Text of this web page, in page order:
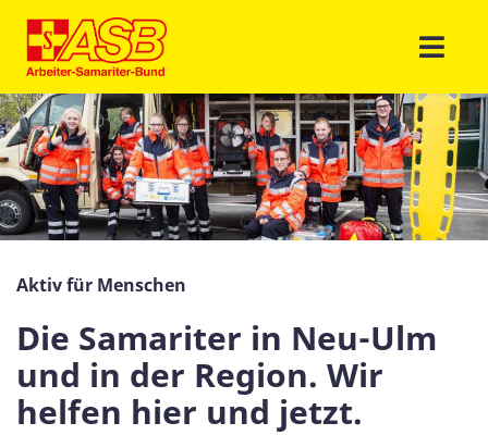
Aktiv für Menschen
Die Samariter in Neu-Ulm
und in der Region. Wir
helfen hier und jetzt.